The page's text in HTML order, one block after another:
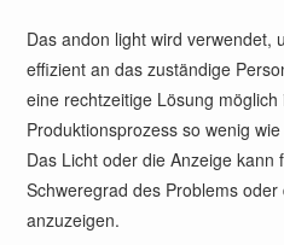
Das andon light wird verwendet,
effizient an das zuständige
eine rechtzeitige Lösung
Produktionsprozess so wenig
Das Licht oder die Anzeige kann
Schweregrad des Problems
anzuzeigen.